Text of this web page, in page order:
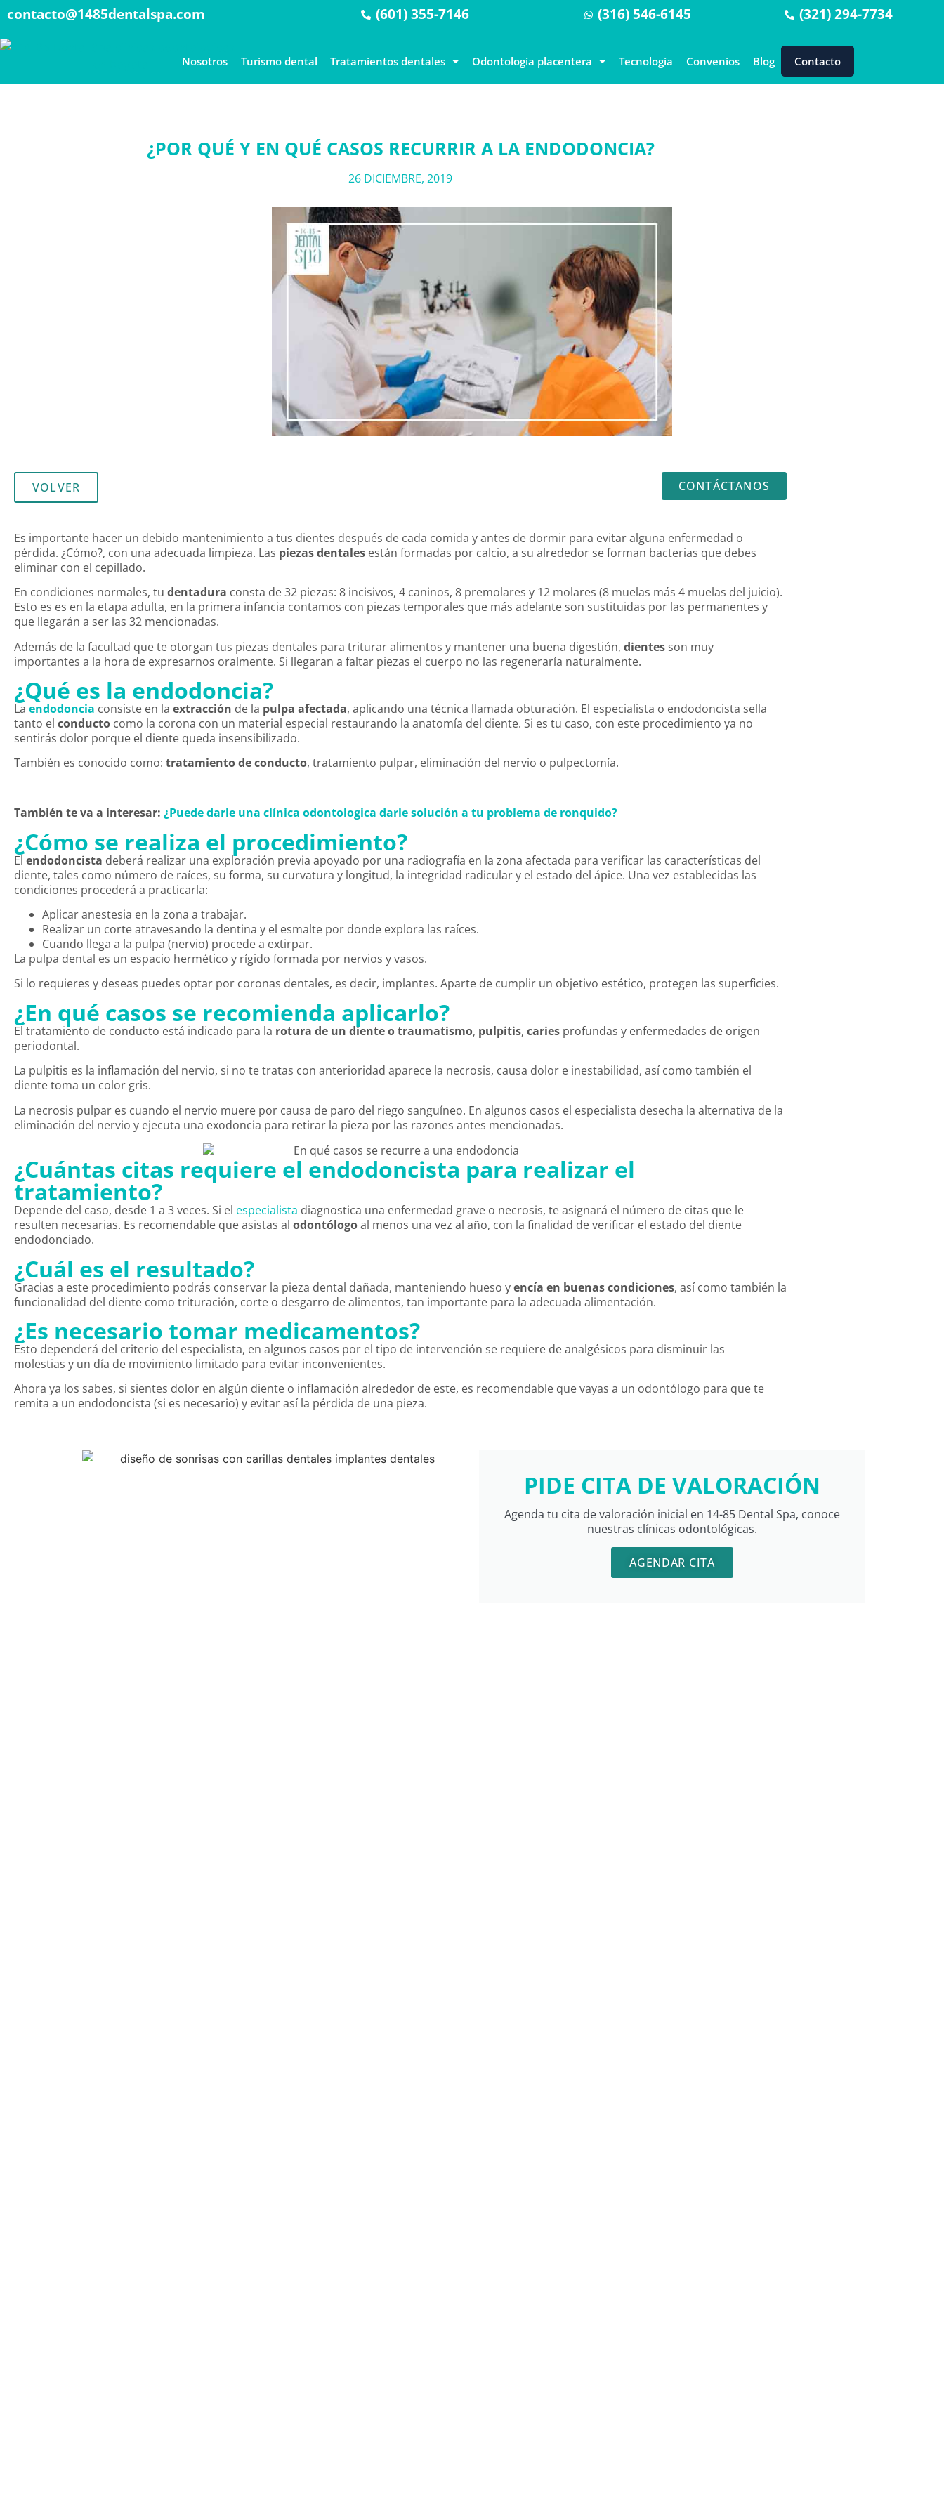
contacto@1485dentalspa.com (601) 355-7146 (316) 546-6145 (321) 294-7734
Nosotros Turismo dental Tratamientos dentales Odontología placentera Tecnología Convenios Blog Contacto
¿POR QUÉ Y EN QUÉ CASOS RECURRIR A LA ENDODONCIA?
26 DICIEMBRE, 2019
VOLVER CONTÁCTANOS
Es importante hacer un debido mantenimiento a tus dientes después de cada comida y antes de dormir para evitar alguna enfermedad o
pérdida. ¿Cómo?, con una adecuada limpieza. Las piezas dentales están formadas por calcio, a su alrededor se forman bacterias que debes
eliminar con el cepillado.
En condiciones normales, tu dentadura consta de 32 piezas: 8 incisivos, 4 caninos, 8 premolares y 12 molares (8 muelas más 4 muelas del juicio).
Esto es es en la etapa adulta, en la primera infancia contamos con piezas temporales que más adelante son sustituidas por las permanentes y
que llegarán a ser las 32 mencionadas.
Además de la facultad que te otorgan tus piezas dentales para triturar alimentos y mantener una buena digestión, dientes son muy
importantes a la hora de expresarnos oralmente. Si llegaran a faltar piezas el cuerpo no las regeneraría naturalmente.
¿Qué es la endodoncia?
La endodoncia consiste en la extracción de la pulpa afectada, aplicando una técnica llamada obturación. El especialista o endodoncista sella
tanto el conducto como la corona con un material especial restaurando la anatomía del diente. Si es tu caso, con este procedimiento ya no
sentirás dolor porque el diente queda insensibilizado.
También es conocido como: tratamientodeconducto, tratamiento pulpar, eliminación del nervio o pulpectomía.
También te va a interesar: ¿Puede darle una clínica odontologica darle solución a tu problema de ronquido?
¿Cómo se realiza el procedimiento?
Elendodoncista deberá realizar una exploración previa apoyado por una radiografía en la zona afectada para verificar las características del
diente, tales como número de raíces, su forma, su curvatura y longitud, la integridad radicular y el estado del ápice. Una vez establecidas las
condiciones procederá a practicarla:
Aplicar anestesia en la zona a trabajar.
Realizar un corte atravesando la dentina y el esmalte por donde explora las raíces.
Cuando llega a la pulpa (nervio) procede a extirpar.
La pulpa dental es un espacio hermético y rígido formada por nervios y vasos.
Si lo requieres y deseas puedes optar por coronas dentales, es decir, implantes. Aparte de cumplir un objetivo estético, protegen las superficies.
¿En qué casos se recomienda aplicarlo?
El tratamiento de conducto está indicado para la rotura de un diente o traumatismo, pulpitis, caries profundas y enfermedades de origen
periodontal.
La pulpitis es la inflamación del nervio, si no te tratas con anterioridad aparece la necrosis, causa dolor e inestabilidad, así como también el
diente toma un color gris.
La necrosis pulpar es cuando el nervio muere por causa de paro del riego sanguíneo. En algunos casos el especialista desecha la alternativa de la
eliminación del nervio y ejecuta una exodoncia para retirar la pieza por las razones antes mencionadas.
¿Cuántas citas requiere el endodoncista para realizar el
tratamiento?
Depende del caso, desde 1 a 3 veces. Si el especialista diagnostica una enfermedad grave o necrosis, te asignará el número de citas que le
resulten necesarias. Es recomendable que asistas al odontólogoal menos una vez al año, con la finalidad de verificar el estado del diente
endodonciado.
¿Cuál es el resultado?
Gracias a este procedimiento podrás conservar la pieza dental dañada, manteniendo hueso yencía en buenas condiciones, así como también la
funcionalidad del diente como trituración, corte o desgarro de alimentos, tan importante para la adecuada alimentación.
¿Es necesario tomar medicamentos?
Esto dependerá del criterio del especialista, en algunos casos por el tipo de intervención se requiere de analgésicos para disminuir las
molestias y un día de movimiento limitado para evitar inconvenientes.
Ahora ya los sabes, si sientes dolor en algún diente o inflamación alrededor de este, es recomendable que vayas a un odontólogo para que te
remita a un endodoncista (si es necesario) y evitar así la pérdida de una pieza.
PIDE CITA DE VALORACIÓN
Agenda tu cita de valoración inicial en 14-85 Dental Spa, conoce
nuestras clínicas odontológicas.
AGENDAR CITA